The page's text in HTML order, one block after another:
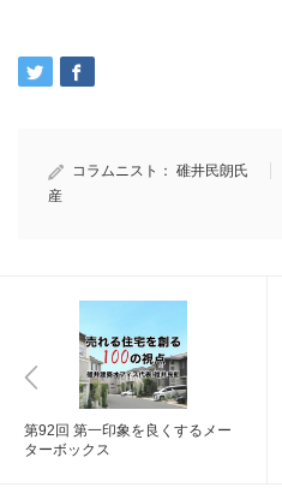
コラムニスト： 碓井民朗氏
産
第92回 第一印象を良くするメー
ターボックス